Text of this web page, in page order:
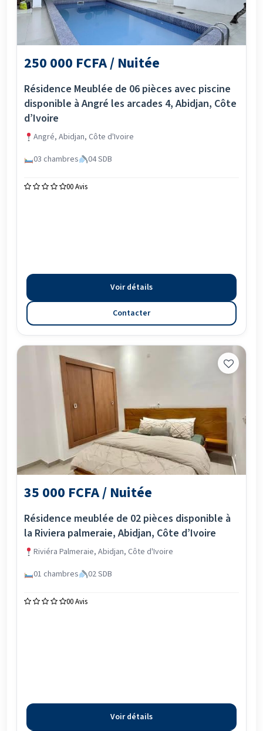
250 000 FCFA / Nuitée
Résidence Meublée de 06 pièces avec piscine
disponible à Angré les arcades 4, Abidjan, Côte
d’Ivoire
Angré, Abidjan, Côte d'Ivoire
03 chambres
04 SDB
00 Avis
Voir détails
Contacter
35 000 FCFA / Nuitée
Résidence meublée de 02 pièces disponible à
la Riviera palmeraie, Abidjan, Côte d’Ivoire
Riviéra Palmeraie, Abidjan, Côte d'Ivoire
01 chambres
02 SDB
00 Avis
Voir détails